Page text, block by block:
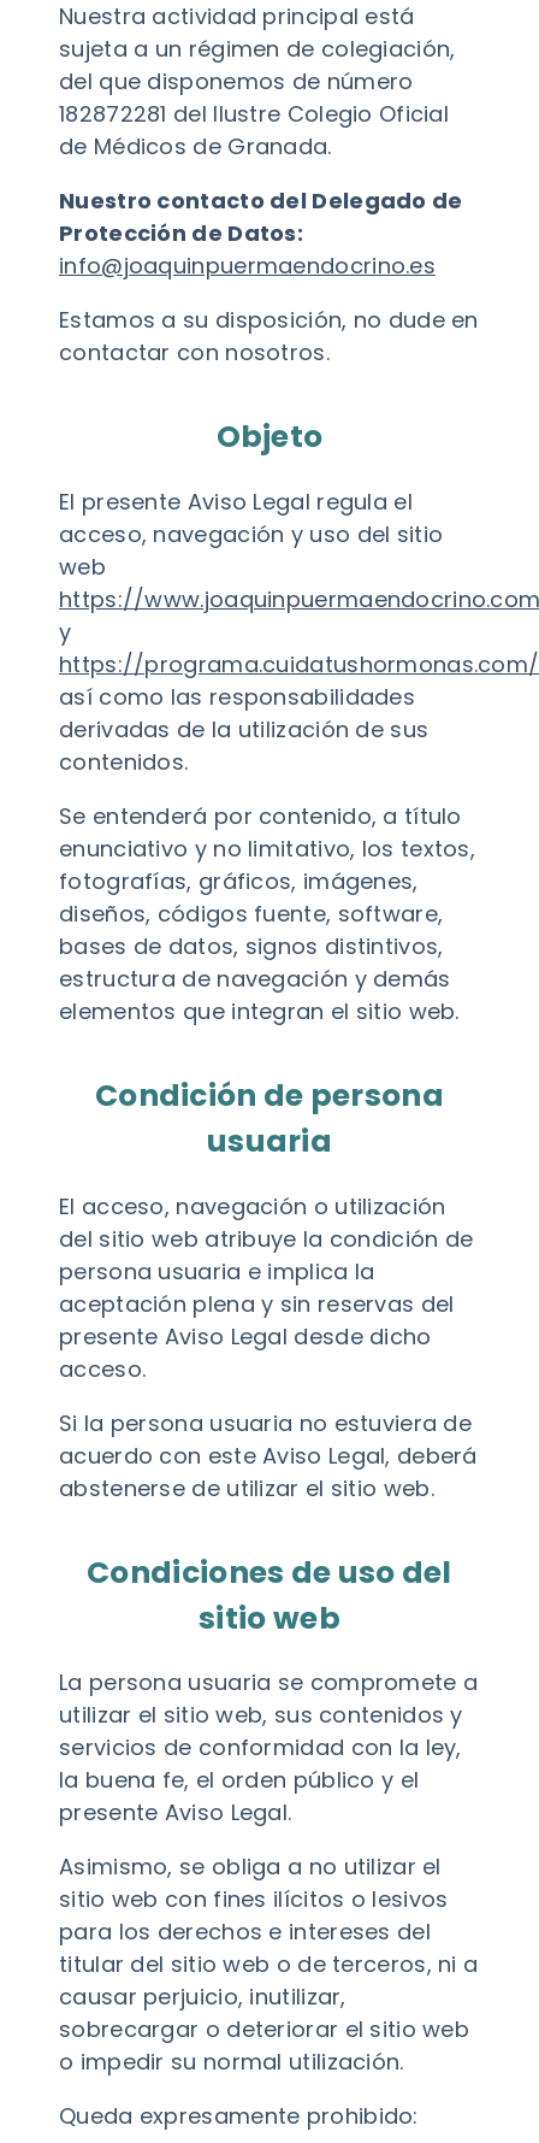
Nuestra actividad principal está
sujeta a un régimen de colegiación,
del que disponemos de número
182872281 del Ilustre Colegio Oficial
de Médicos de Granada.
Nuestro contacto del Delegado de
Protección de Datos:
info@joaquinpuermaendocrino.es
Estamos a su disposición, no dude en
contactar con nosotros.
Objeto
El presente Aviso Legal regula el
acceso, navegación y uso del sitio
web
https://
y
https://programa.cuidatushormonas.com/
así como las responsabilidades
derivadas de la utilización de sus
contenidos.
Se entenderá por contenido, a título
enunciativo y no limitativo, los textos,
fotografías, gráficos, imágenes,
diseños, códigos fuente, software,
bases de datos, signos distintivos,
estructura de navegación y demás
elementos que integran el sitio web.
Condición de persona
usuaria
El acceso, navegación o utilización
del sitio web atribuye la condición de
persona usuaria e implica la
aceptación plena y sin reservas del
presente Aviso Legal desde dicho
acceso.
Si la persona usuaria no estuviera de
acuerdo con este Aviso Legal, deberá
abstenerse de utilizar el sitio web.
Condiciones de uso del
sitio web
La persona usuaria se compromete a
utilizar el sitio web, sus contenidos y
servicios de conformidad con la ley,
la buena fe, el orden público y el
presente Aviso Legal.
Asimismo, se obliga a no utilizar el
sitio web con fines ilícitos o lesivos
para los derechos e intereses del
titular del sitio web o de terceros, ni a
causar perjuicio, inutilizar,
sobrecargar o deteriorar el sitio web
o impedir su normal utilización.
Queda expresamente prohibido: